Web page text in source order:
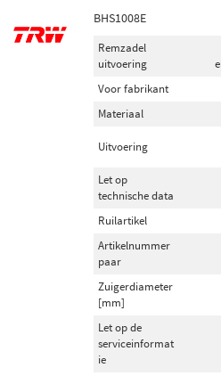
BHS1008E
Remzadel
uitvoering
Voor fabrikant
Materiaal
Uitvoering
Let op
technische data
Ruilartikel
Artikelnummer
paar
Zuigerdiameter
[mm]
Let op de
serviceinformat
ie